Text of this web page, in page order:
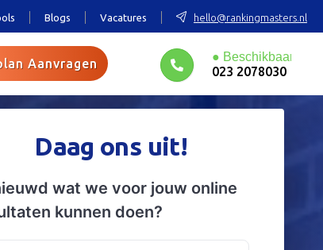
Blogs Vacatures hello@rankingmasters.nl
Aanvragen
023 2078030
Daag ons uit!
wat we voor jouw online
kunnen doen?